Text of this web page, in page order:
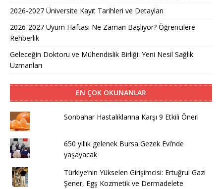
2026-2027 Üniversite Kayıt Tarihleri ve Detayları
2026-2027 Uyum Haftası Ne Zaman Başlıyor? Öğrencilere
Rehberlik
Geleceğin Doktoru ve Mühendislik Birliği: Yeni Nesil Sağlık
Uzmanları
EN ÇOK OKUNANLAR
Sonbahar Hastalıklarına Karşı 9 Etkili Öneri
650 yıllık gelenek Bursa Gezek Evi’nde
yaşayacak
Türkiye’nin Yükselen Girişimcisi: Ertuğrul Gazi
Şener, Egş Kozmetik ve Dermadelete